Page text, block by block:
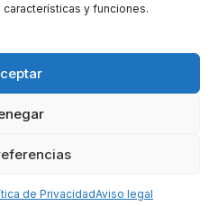
y funciones.
de PrivacidadAviso legal
POR LOS FONDOS NEXT
DE RECUPERACIÓN Y RESILIENCIA